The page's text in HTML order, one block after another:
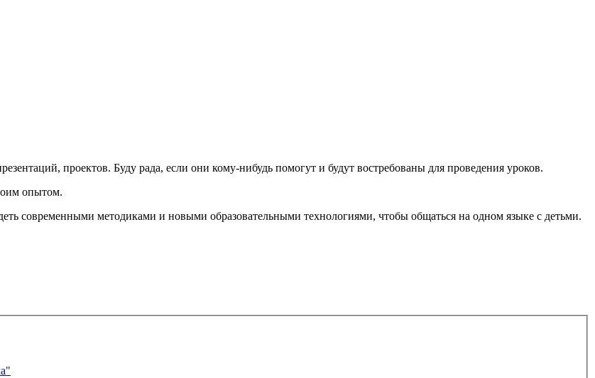
проектов. Буду рада, если они кому-нибудь помогут и будут востребованы для проведения уроков.
опытом.
современными методиками и новыми образовательными технологиями, чтобы общаться на одном языке с детьми.